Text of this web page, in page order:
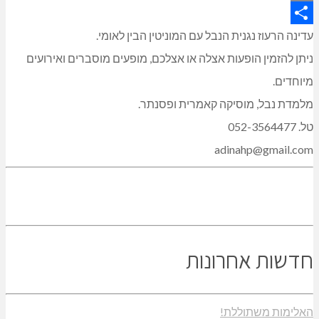
Copy
Link
Share
עדינה הרעוז נגנית הנבל עם המוניטין הבין לאומי.
ניתן להזמין הופעות אצלה או אצלכם, מופעים מוסברים ואירועים
מיוחדים.
מלמדת נבל, מוסיקה קאמרית ופסנתר.
טל. 052-3564477
adinahp@gmail.com
חדשות אחרונות
האלימות משתוללת!